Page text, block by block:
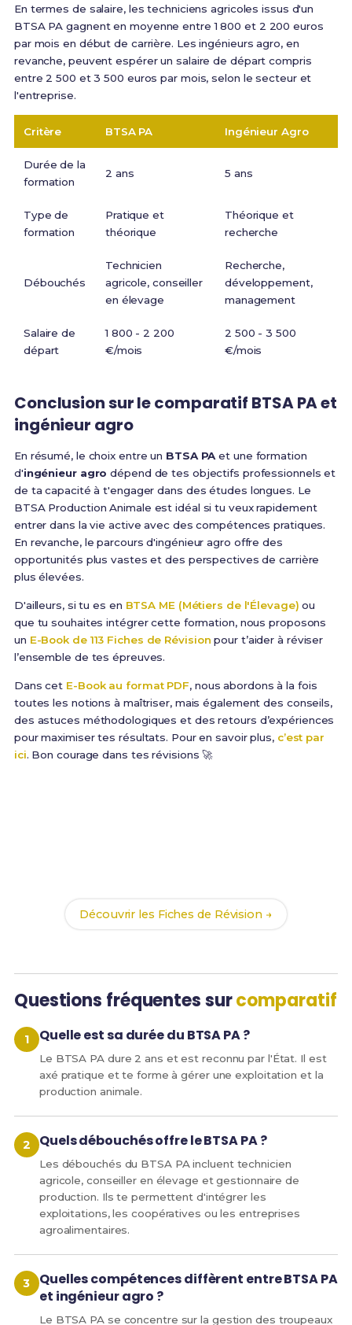
En termes de salaire, les techniciens agricoles issus d'un
BTSA PA gagnent en moyenne entre 1 800 et 2 200 euros
par mois en début de carrière. Les ingénieurs agro, en
revanche, peuvent espérer un salaire de départ compris
entre 2 500 et 3 500 euros par mois, selon le secteur et
l'entreprise.
Critère BTSA PA Ingénieur Agro
Durée de la
formation
2 ans 5 ans
Type de
formation
Pratique et
théorique
Théorique et
recherche
Débouchés
Technicien
agricole, conseiller
en élevage
Recherche,
développement,
management
Salaire de
départ
1 800 - 2 200
€/mois
2 500 - 3 500
€/mois
Conclusion sur le comparatif BTSA PA et
ingénieur agro
En résumé, le choix entre un BTSA PAet une formation
d'ingénieur agro dépend de tes objectifs professionnels et
de ta capacité à t'engager dans des études longues. Le
BTSA Production Animale est idéal si tu veux rapidement
entrer dans la vie active avec des compétences pratiques.
En revanche, le parcours d'ingénieur agro offre des
opportunités plus vastes et des perspectives de carrière
plus élevées.
D'ailleurs, si tu es en BTSA ME (Métiers de l'Élevage) ou
que tu souhaites intégrer cette formation, nous proposons
un E-Book de 113 Fiches de Révision pour t’aider à réviser
l’ensemble de tes épreuves.
Dans cet E-Book au format PDF, nous abordons à la fois
toutes les notions à maîtriser, mais également des conseils,
des astuces méthodologiques et des retours d’expériences
pour maximiser tes résultats. Pour en savoir plus, c’est par
ici. Bon courage dans tes révisions 🚀
Découvrir les Fiches de Révision →
Questions fréquentes surcomparatif
Quelle est sa durée du BTSA PA ?
Le BTSA PA dure 2 ans et est reconnu par l'État. Il est
axé pratique et te forme à gérer une exploitation et la
production animale.
Quels débouchés offre le BTSA PA ?
Les débouchés du BTSA PA incluent technicien
agricole, conseiller en élevage et gestionnaire de
production. Ils te permettent d'intégrer les
exploitations, les coopératives ou les entreprises
agroalimentaires.
Quelles compétences diffèrent entre BTSA PA
et ingénieur agro ?
Le BTSA PA se concentre sur la gestion des troupeaux